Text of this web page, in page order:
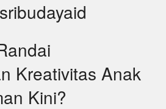
sribudayaid
Kreativitas Anak
Kini?